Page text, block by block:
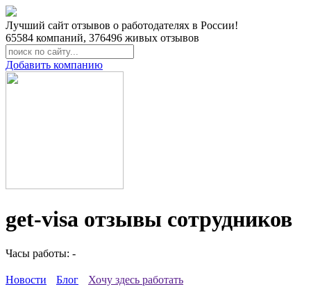
Лучший сайт отзывов о работодателях в России!
65584 компаний, 376496 живых отзывов
Добавить компанию
get-visa отзывы сотрудников
Часы работы: -
Новости Блог Хочу здесь работать